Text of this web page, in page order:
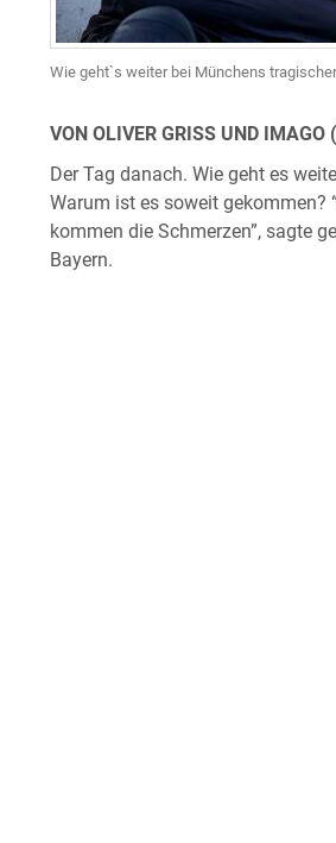
Wie geht`s weiter bei Münchens
VON OLIVER GRISS UND IMAGO
Der Tag danach. Wie geht es
Warum ist es soweit gekommen?
kommen die Schmerzen”, sagte
Bayern.